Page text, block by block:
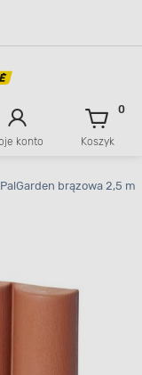
konto Koszyk
0
brązowa 2,5 m